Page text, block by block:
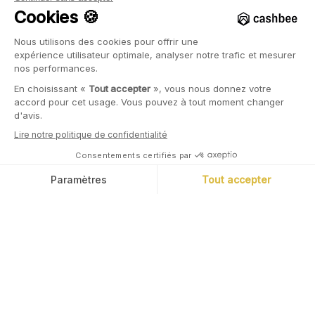
{{CTA_BANNER_2}}
Diplômé de l’ESCP, Marc a travaillé pendant
plus de 20 ans chez Bank of America Merrill
l’activité de banque commerciale et de
Londres et à New York, et focalisé sur la
devenu un expert du financement bancaire. Il
est aussi passionné de cuisine.